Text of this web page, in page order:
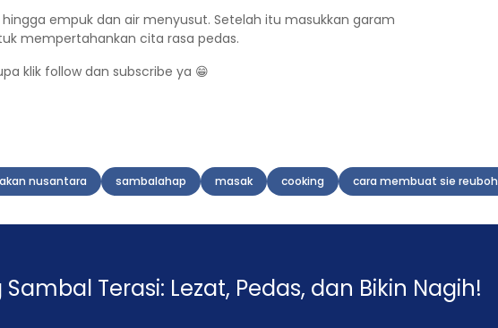
empuk dan air menyusut. Setelah itu masukkan garam
mempertahankan cita rasa pedas.
klik follow dan subscribe ya 😁
nusantara sambalahap masak cooking cara membuat sie reuboh
Terasi: Lezat, Pedas, dan Bikin Nagih!